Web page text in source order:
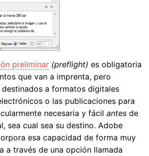
preliminar (preflight) es obligatoria
que van a imprenta, pero
a formatos digitales
o las publicaciones para
necesaria y fácil antes de
sea cual sea su destino. Adobe
esa capacidad de forma muy
a través de una opción llamada